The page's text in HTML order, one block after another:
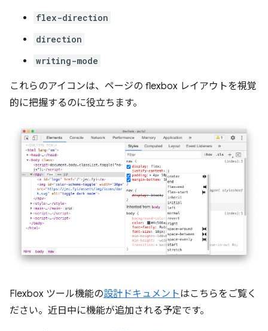
flex-direction
direction
writing-mode
これらのアイコンは、ページの flexbox レイアウトを視覚
的に把握するのに役立ちます。
Flexbox ツール機能の設計ドキュメントはこちらをご覧く
ださい。近日中に機能が追加される予定です。